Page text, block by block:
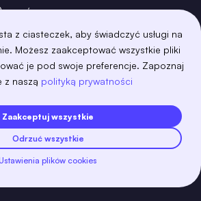
z ciasteczek, aby świadczyć usługi na
Możesz zaakceptować wszystkie pliki
je pod swoje preferencje. Zapoznaj
z naszą polityką prywatności
Zaakceptuj wszystkie
Odrzuć wszystkie
plików cookies
aws-amplify
aws-cloudfront
axios azure